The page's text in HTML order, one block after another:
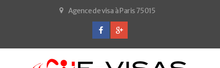
Agence de visa à Paris 75015